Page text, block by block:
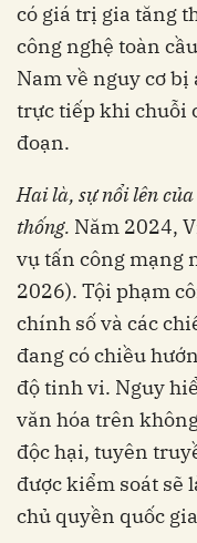
có giá trị gia tăng
công nghệ toàn
Nam về nguy cơ
trực tiếp khi chuỗi
đoạn.
Hai là, sự nổi lên
thống. Năm 2024,
vụ tấn công mạng
2026). Tội phạm
chính số và các
đang có chiều
độ tinh vi. Nguy
văn hóa trên
độc hại, tuyên
được kiểm soát sẽ
chủ quyền quốc